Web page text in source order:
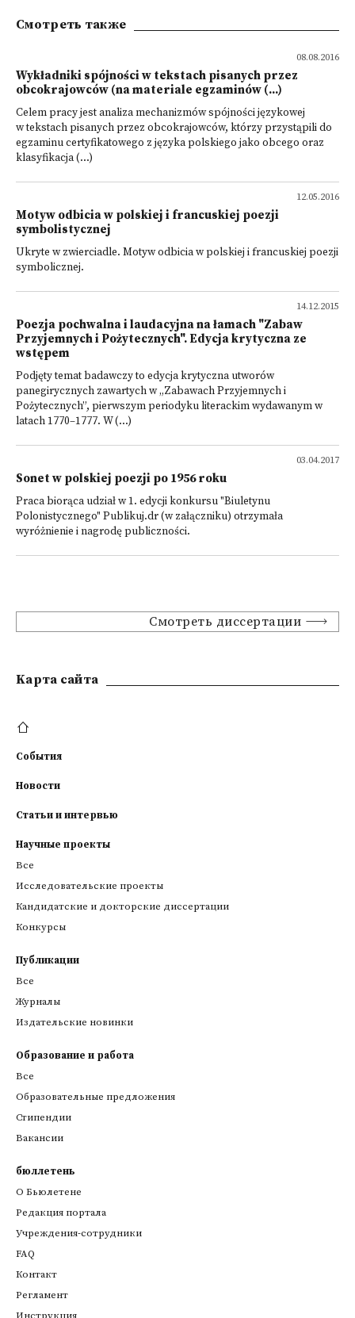
Смотреть также
08.08.2016
Wykładniki spójności w tekstach pisanych przez
obcokrajowców (na materiale egzaminów (...)
Celem pracy jest analiza mechanizmów spójności językowej
w tekstach pisanych przez obcokrajowców, którzy przystąpili do
egzaminu certyfikatowego z języka polskiego jako obcego oraz
klasyfikacja (...)
12.05.2016
Motyw odbicia w polskiej i francuskiej poezji
symbolistycznej
Ukryte w zwierciadle. Motyw odbicia w polskiej i francuskiej poezji
symbolicznej.
14.12.2015
Poezja pochwalna i laudacyjna na łamach "Zabaw
Przyjemnych i Pożytecznych". Edycja krytyczna ze
wstępem
Podjęty temat badawczy to edycja krytyczna utworów
panegirycznych zawartych w „Zabawach Przyjemnych i
Pożytecznych”, pierwszym periodyku literackim wydawanym w
latach 1770–1777. W (...)
03.04.2017
Sonet w polskiej poezji po 1956 roku
Praca biorąca udział w 1. edycji konkursu "Biuletynu
Polonistycznego" Publikuj.dr (w załączniku) otrzymała
wyróżnienie i nagrodę publiczności.
Смотреть диссертации
Kарта сайта
События
Новости
Статьи и интервью
Научные проекты
Все
Исследовательские проекты
Кандидатские и докторские диссертации
Конкурсы
Публикации
Все
Журналы
Издательские новинки
Образование и работа
Все
Образовательные предложения
Стипендии
Вакансии
бюллетень
О Бьюлетене
Редакция портала
Учреждения-сотрудники
FAQ
Контакт
Регламент